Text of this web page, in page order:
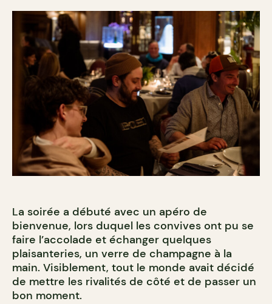
La soirée a débuté avec un apéro de
bienvenue, lors duquel les convives ont pu se
faire l’accolade et échanger quelques
plaisanteries, un verre de champagne à la
main. Visiblement, tout le monde avait décidé
de mettre les rivalités de côté et de passer un
bon moment.